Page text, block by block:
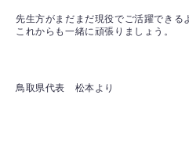
先生方がまだまだ現役でご活躍できる
これからも一緒に頑張りましょう。
鳥取県代表 松本より